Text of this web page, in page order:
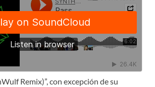
Remix)”, con excepción de su